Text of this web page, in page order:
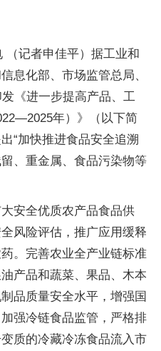
（记者申佳平）据工业和
息化部、市场监管总局、
《进一步提高产品、工
年）》（以下简
“加快推进食品安全追溯
、重金属、食品污染物等
安全优质农产品食品供
风险评估，推广应用缓释
。完善农业全产业链标准
产品和蔬菜、果品、木本
品质量安全水平，增强国
强冷链食品监管，严格排
质的冷藏冷冻食品流入市